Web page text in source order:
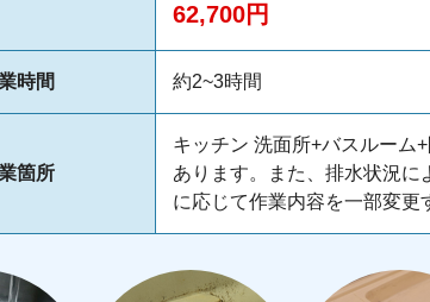
62,700円
時間 約2~3時間
箇所
キッチン 洗面所+バスルーム
あります。また、排水状況
に応じて作業内容を一部変